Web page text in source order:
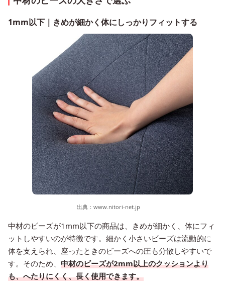
1mm以下｜きめが細かく体にしっかりフィットする
出典： www.nitori-net.jp
中材のビーズが1mm以下の商品は、きめが細かく、体にフィ
ットしやすいのが特徴です。細かく小さいビーズは流動的に
体を支えられ、座ったときのビーズへの圧も分散しやすいで
す。そのため、 中材のビーズが2mm以上のクッションより
も、へたりにくく、長く使用できます。